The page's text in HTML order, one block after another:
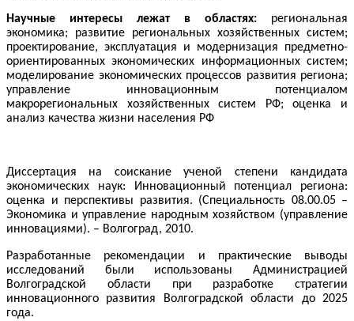
Научные интересы лежат в областях:
региональная
экономика; развитие региональных хозяйственных систем;
проектирование, эксплуатация и модернизация предметно-
ориентированных экономических информационных систем;
моделирование экономических процессов развития региона;
управление инновационным потенциалом
макрорегиональных хозяйственных систем РФ; оценка и
анализ качества жизни населения РФ
Диссертация на соискание ученой степени кандидата
экономических наук:
Инновационный потенциал региона:
оценка и перспективы развития. (Специальность 08.00.05 –
Экономика и управление народным хозяйством (управление
инновациями). – Волгоград, 2010.
Разработанные рекомендации и практические выводы
исследований были использованы Администрацией
Волгоградской области при разработке стратегии
инновационного развития Волгоградской области до 2025
года.